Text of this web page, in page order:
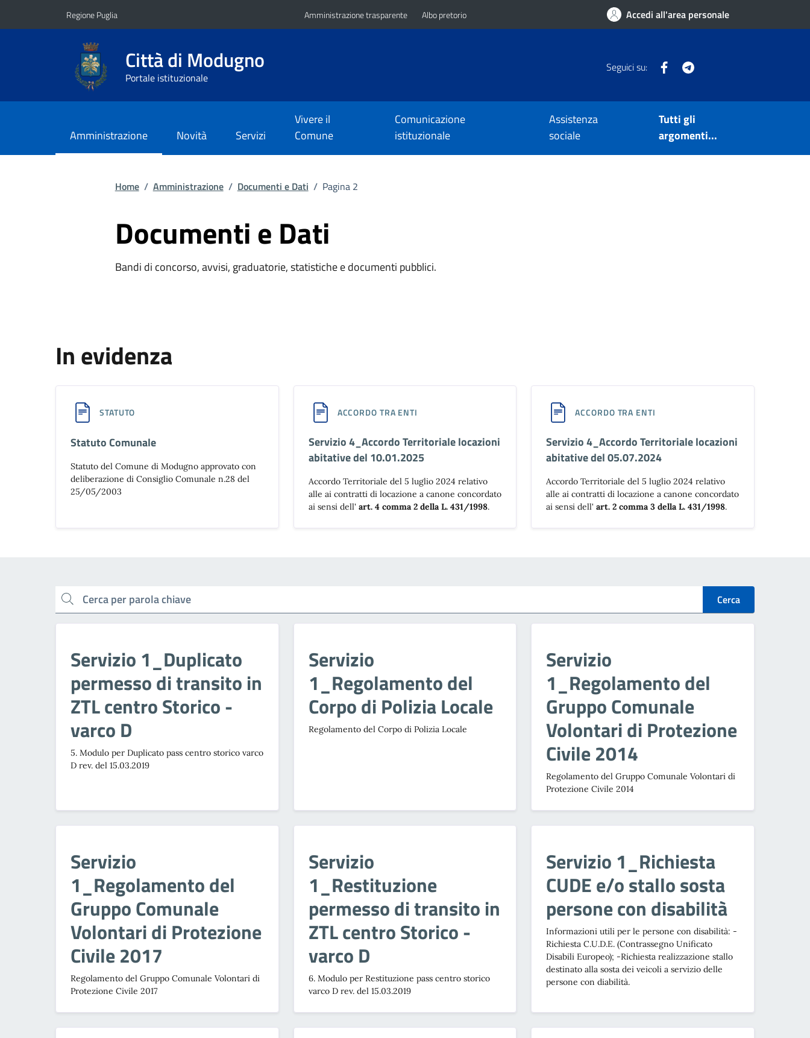
Regione Puglia Amministrazione trasparente Albo pretorio Accedi all'area personale
Città di Modugno
Portale istituzionale
Seguici su: Facebook
Amministrazione Novità Servizi
Vivere il
Comune
Comunicazione
istituzionale
Assistenza
sociale
Tutti gli
argomenti...
Home / Amministrazione / Documenti e Dati / Pagina 2
Documenti e Dati
Bandi di concorso, avvisi, graduatorie, statistiche e documenti pubblici.
In evidenza
STATUTO
Statuto Comunale
Statuto del Comune di Modugno approvato con
deliberazione di Consiglio Comunale n.28 del
25/05/2003
ACCORDO TRA ENTI
Servizio 4_Accordo Territoriale locazioni
abitative del 10.01.2025
Accordo Territoriale del 5 luglio 2024 relativo
alle ai contratti di locazione a canone concordato
ai sensi dell' art. 4 comma 2 della L. 431/1998.
ACCORDO TRA ENTI
Servizio 4_Accordo Territoriale locazioni
abitative del 05.07.2024
Accordo Territoriale del 5 luglio 2024 relativo
alle ai contratti di locazione a canone concordato
ai sensi dell'art. 2 comma 3 della L. 431/1998.
cerca Cerca
Servizio 1_Duplicato
permesso di transito in
ZTL centro Storico -
varco D
5. Modulo per Duplicato pass centro storico varco
D rev. del 15.03.2019
Servizio
1_Regolamento del
Corpo di Polizia Locale
Regolamento del Corpo di Polizia Locale
Servizio
1_Regolamento del
Gruppo Comunale
Volontari di Protezione
Civile 2014
Regolamento del Gruppo Comunale Volontari di
Protezione Civile 2014
Servizio
1_Regolamento del
Gruppo Comunale
Volontari di Protezione
Civile 2017
Regolamento del Gruppo Comunale Volontari di
Protezione Civile 2017
Servizio
1_Restituzione
permesso di transito in
ZTL centro Storico -
varco D
6. Modulo per Restituzione pass centro storico
varco D rev. del 15.03.2019
Servizio 1_Richiesta
CUDE e/o stallo sosta
persone con disabilità
Informazioni utili per le persone con disabilità: -
Richiesta C.U.D.E. (Contrassegno Unificato
Disabili Europeo); -Richiesta realizzazione stallo
destinato alla sosta dei veicoli a servizio delle
persone con diabilità.